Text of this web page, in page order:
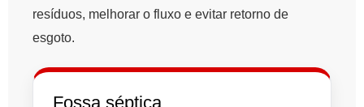
resíduos, melhorar o fluxo e evitar retorno de
esgoto.
Fossa séptica